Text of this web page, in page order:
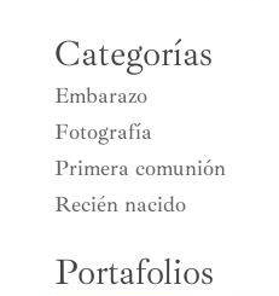
Categorías
Embarazo
Fotografía
Primera comunión
Recién nacido
Portafolios